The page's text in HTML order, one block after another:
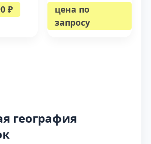
₽
цена по
запросу
география